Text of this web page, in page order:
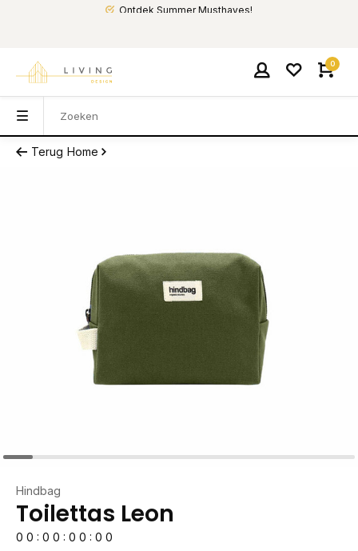
Ontdek Summer Musthaves!
0
Terug Home
Hindbag
Toilettas Leon
0 0 : 0 0 : 0 0 : 0 0